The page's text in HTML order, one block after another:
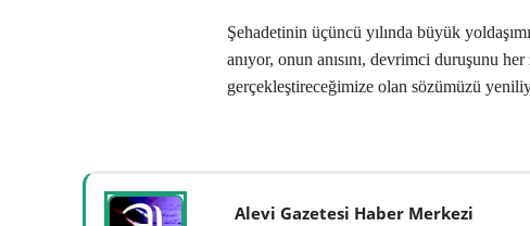
Şehadetinin üçüncü yılında büyük
anıyor, onun anısını, devrimci duruşunu
gerçekleştireceğimize olan sözümüzü
Alevi Gazetesi Haber Merkezi